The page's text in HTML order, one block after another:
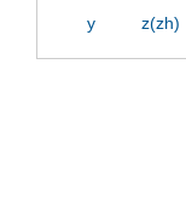
y
z(zh)